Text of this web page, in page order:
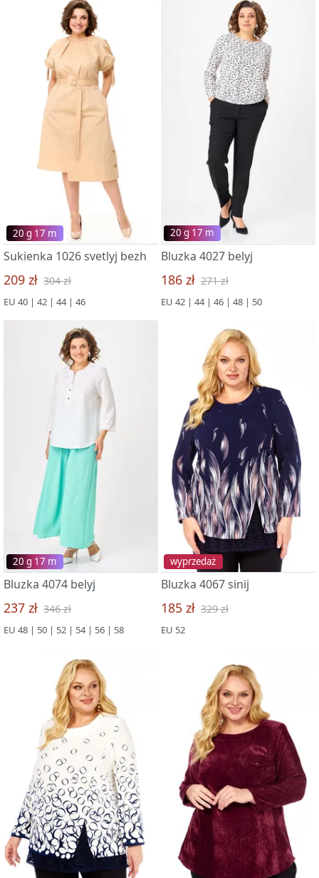
20 g 17 m
Sukienka 1026 svetlyj bezh
209 zł 304 zł
EU 40 | 42 | 44 | 46
20 g 17 m
Bluzka 4027 belyj
186 zł 271 zł
EU 42 | 44 | 46 | 48 | 50
20 g 17 m
Bluzka 4074 belyj
237 zł 346 zł
EU 48 | 50 | 52 | 54 | 56 | 58
wyprzedaż
Bluzka 4067 sinij
185 zł 329 zł
EU 52